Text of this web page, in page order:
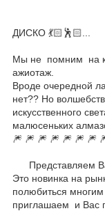
ДИСКО 💃🏻🕺🏻...
Мы не помним на
ажиотаж.
Вроде очередной
нет?? Но
искусственного
малюсеньких
🎆 🎆 🎆 🎆 🎆 🎆 🎆
Представляем
Это новинка на
полюбиться многим
приглашаем и Вас